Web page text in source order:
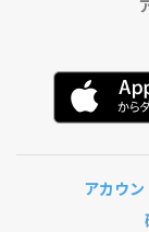
アカウン